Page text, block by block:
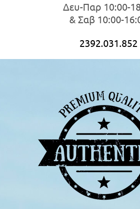
Δευ-Παρ 10:00-
& Σαβ 10:00-
2392.031.852